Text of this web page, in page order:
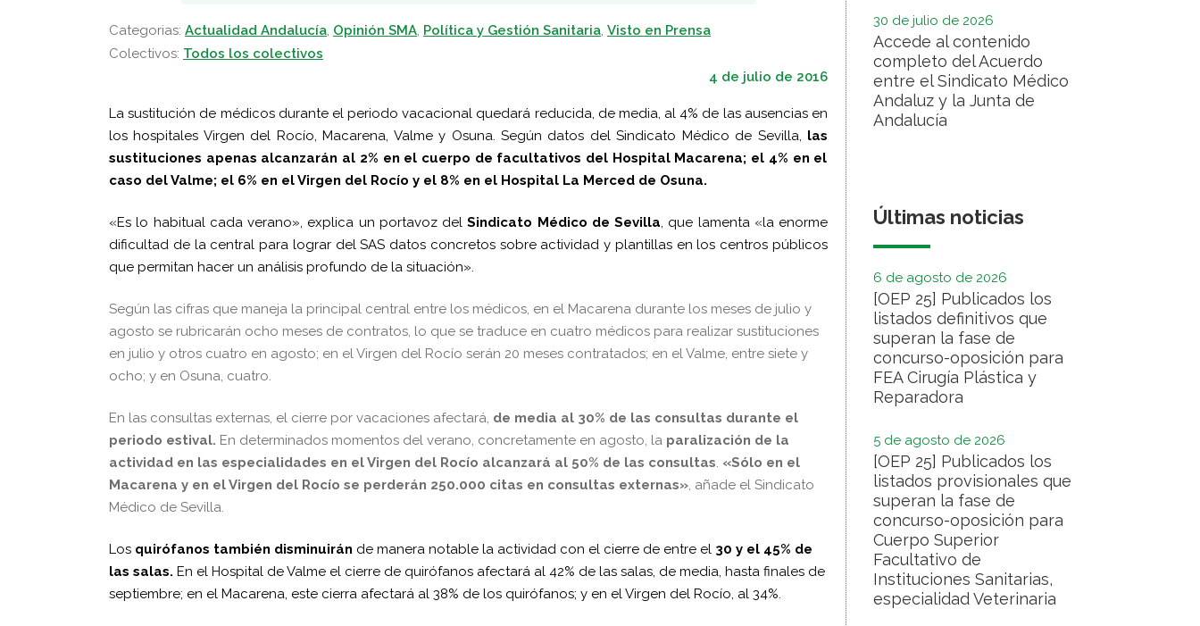
Categorias: Actualidad Andalucía, Opinión SMA, Política y Gestión Sanitaria, Visto en Prensa
Colectivos: Todos los colectivos
4 de julio de 2016
La sustitución de médicos durante el periodo vacacional quedará reducida, de media, al 4% de las ausencias en
los hospitales Virgen del Rocío, Macarena, Valme y Osuna. Según datos del Sindicato Médico de Sevilla, las
sustituciones apenas alcanzarán al 2% en el cuerpo de facultativos del Hospital Macarena; el 4% en el
caso del Valme; el 6% en el Virgen del Rocío y el 8% en el Hospital La Merced de Osuna.
«Es lo habitual cada verano», explica un portavoz del Sindicato Médico de Sevilla, que lamenta «la enorme
dificultad de la central para lograr del SAS datos concretos sobre actividad y plantillas en los centros públicos
que permitan hacer un análisis profundo de la situación».
Según las cifras que maneja la principal central entre los médicos, en el Macarena durante los meses de julio y
agosto se rubricarán ocho meses de contratos, lo que se traduce en cuatro médicos para realizar sustituciones
en julio y otros cuatro en agosto; en el Virgen del Rocío serán 20 meses contratados; en el Valme, entre siete y
ocho; y en Osuna, cuatro.
En las consultas externas, el cierre por vacaciones afectará, de media al 30% de las consultas durante el
periodo estival. En determinados momentos del verano, concretamente en agosto, la paralización de la
actividad en las especialidades en el Virgen del Rocío alcanzará al 50% de las consultas. «Sólo en el
Macarena y en el Virgen del Rocío se perderán 250.000 citas en consultas externas», añade el Sindicato
Médico de Sevilla.
Los quirófanos también disminuirán de manera notable la actividad con el cierre de entre el 30 y el 45% de
las salas. En el Hospital de Valme el cierre de quirófanos afectará al 42% de las salas, de media, hasta finales de
septiembre; en el Macarena, este cierra afectará al 38% de los quirófanos; y en el Virgen del Rocío, al 34%.
30 de julio de 2026
Accede al contenido
completo del Acuerdo
entre el Sindicato Médico
Andaluz y la Junta de
Andalucía
Últimas noticias
6 de agosto de 2026
[OEP 25] Publicados los
listados definitivos que
superan la fase de
concurso-oposición para
FEA Cirugía Plástica y
Reparadora
5 de agosto de 2026
[OEP 25] Publicados los
listados provisionales que
superan la fase de
concurso-oposición para
Cuerpo Superior
Facultativo de
Instituciones Sanitarias,
especialidad Veterinaria